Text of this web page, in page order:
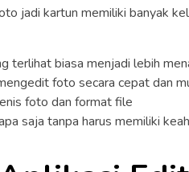
jadi kartun memiliki banyak
terlihat biasa menjadi lebih
foto secara cepat dan
foto dan format file
saja tanpa harus memiliki